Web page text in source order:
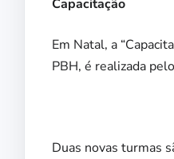
Capacitação
Em Natal, a
PBH, é realizada
Duas novas turmas